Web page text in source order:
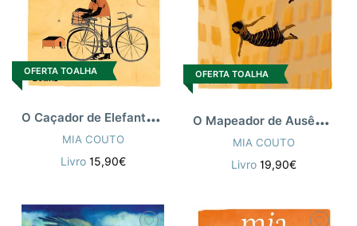
OFERTA TOALHA
O
Caçador de Elefantes Invisíveis
MIA COUTO
Livro 15,90€
OFERTA TOALHA
O
Mapeador de Ausências
MIA COUTO
Livro19,90€